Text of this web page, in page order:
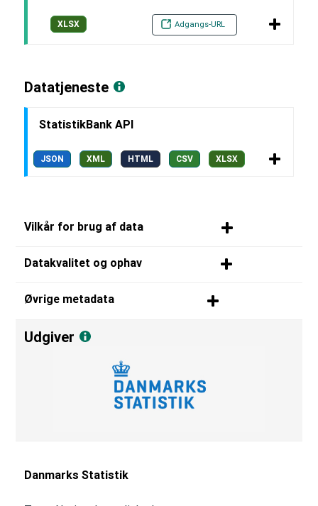
XLSX Adgangs-URL
Datatjeneste
StatistikBank API
JSON XML HTML CSV XLSX
Vilkår for brug af data
Datakvalitet og ophav
Øvrige metadata
Udgiver
Danmarks Statistik